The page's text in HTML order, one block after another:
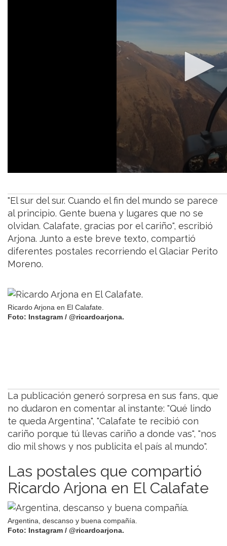
"El sur del sur. Cuando el fin del mundo se parece
al principio. Gente buena y lugares que no se
olvidan. Calafate, gracias por el cariño", escribió
Arjona. Junto a este breve texto, compartió
diferentes postales recorriendo el Glaciar Perito
Moreno.
Ricardo Arjona en El Calafate.
Foto: Instagram / @ricardoarjona.
La publicación generó sorpresa en sus fans, que
no dudaron en comentar al instante: "Qué lindo
te queda Argentina", "Calafate te recibió con
cariño porque tú llevas cariño a donde vas", "nos
dio mil shows y nos publicita el país al mundo".
Las postales que compartió
Ricardo Arjona en El Calafate
Argentina, descanso y buena compañía.
Foto: Instagram / @ricardoarjona.